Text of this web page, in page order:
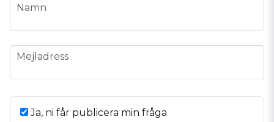
name
Namn
email
Mejladress
Ja, ni får publicera min fråga